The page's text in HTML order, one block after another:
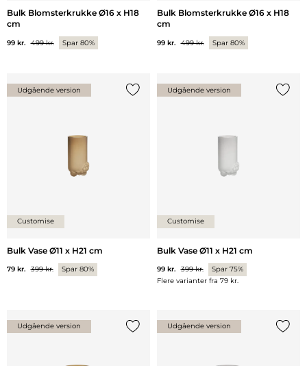
Bulk Blomsterkrukke Ø16 x H18
cm
99 kr. 499 kr. Spar 80%
Bulk Blomsterkrukke Ø16 x H18
cm
99 kr. 499 kr. Spar 80%
Udgående version
Customise
Bulk Vase Ø11 x H21 cm
79 kr. 399 kr. Spar 80%
Udgående version
Customise
Bulk Vase Ø11 x H21 cm
99 kr. 399 kr.
Spar 75%
Flere varianter fra 79 kr.
Udgående version Udgående version